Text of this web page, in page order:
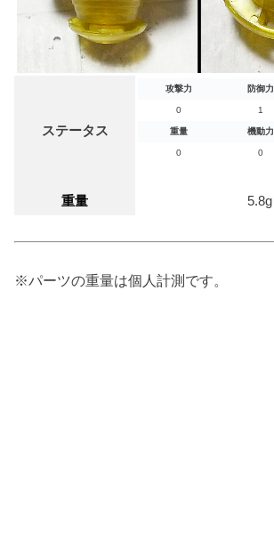
ステータス
攻撃力 防御力
0 1
重量 機動力
0 0
重量 5.8g
※パーツの重量は個人計測です。